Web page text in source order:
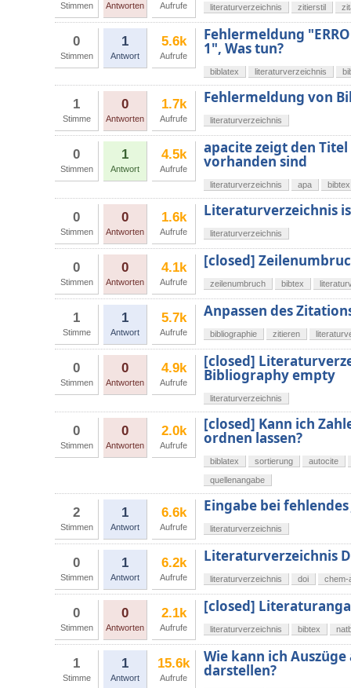
Stimmen Antworten Aufrufe literaturverzeichnis zitierstil
0
Stimmen
1
Antwort
5.6k
Aufrufe
Fehlermeldung
1", Was tun?
biblatex literaturverzeichnis
1
Stimme
0
Antworten
1.7k
Aufrufe
Fehlermeldung von
literaturverzeichnis
0
Stimmen
1
Antwort
4.5k
Aufrufe
apacite zeigt den
vorhanden sind
literaturverzeichnis apa bibtex
0
Stimmen
0
Antworten
1.6k
Aufrufe
Literaturverzeichnis
literaturverzeichnis
0
Stimmen
0
Antworten
4.1k
Aufrufe
[closed]
zeilenumbruch bibtex
1
Stimme
1
Antwort
5.7k
Aufrufe
Anpassen des
bibliographie zitieren
0
Stimmen
0
Antworten
4.9k
Aufrufe
[closed]
Bibliography empty
literaturverzeichnis
0
Stimmen
0
Antworten
2.0k
Aufrufe
[closed] Kann ich
ordnen lassen?
biblatex sortierung
autocite
quellenangabe
2
Stimmen
1
Antwort
6.6k
Aufrufe
Eingabe bei
literaturverzeichnis
0
Stimmen
1
Antwort
6.2k
Aufrufe
Literaturverzeichnis
literaturverzeichnis doi chem-
0
Stimmen
0
Antworten
2.1k
Aufrufe
[closed]
literaturverzeichnis bibtex
1
Stimme
1
Antwort
15.6k
Aufrufe
Wie kann ich
darstellen?